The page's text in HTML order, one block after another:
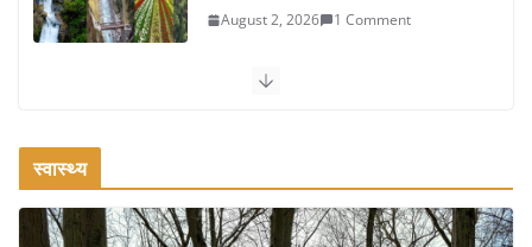
August 2, 2026 1 Comment
कश्मीर यात्रा गाइड: प्राकृतिक सुंदरता और
वजन घटाने के लिए 8 बेहतरीन वॉकिंग एक्सरसाइज: 1 महीने में पाएं 3-4
किलो कम वजन
स्वास्थ्य